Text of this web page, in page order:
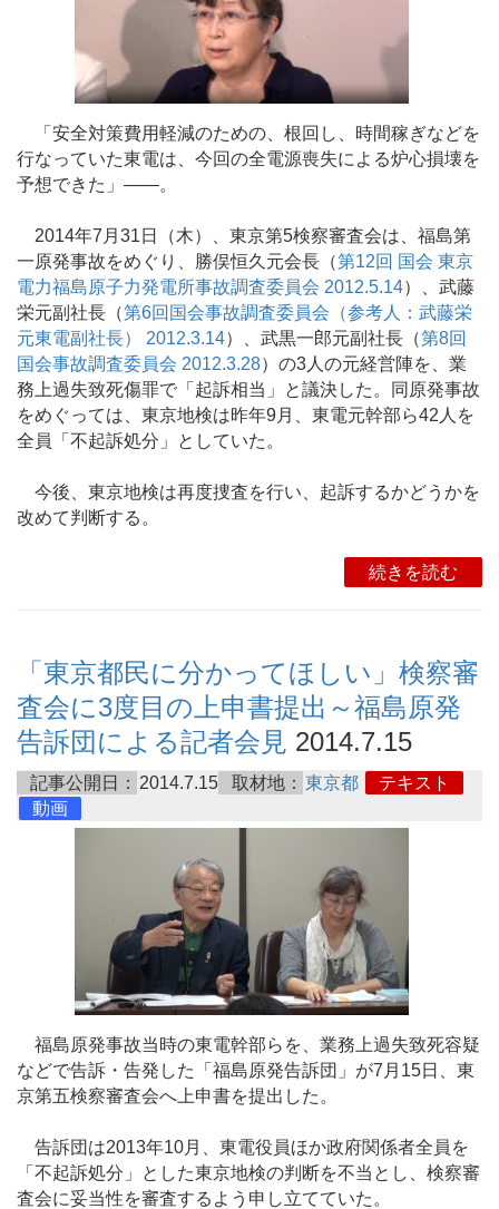
「安全対策費用軽減のための、根回し、時間稼ぎなどを
行なっていた東電は、今回の全電源喪失による炉心損壊を
予想できた」——。
2014年7月31日（木）、東京第5検察審査会は、福島第
一原発事故をめぐり、勝俣恒久元会長（第12回 国会 東京
電力福島原子力発電所事故調査委員会 2012.5.14）、武藤
栄元副社長（第6回国会事故調査委員会（参考人：武藤栄
元東電副社長） 2012.3.14）、武黒一郎元副社長（第8回
国会事故調査委員会 2012.3.28）の3人の元経営陣を、業
務上過失致死傷罪で「起訴相当」と議決した。同原発事故
をめぐっては、東京地検は昨年9月、東電元幹部ら42人を
全員「不起訴処分」としていた。
今後、東京地検は再度捜査を行い、起訴するかどうかを
改めて判断する。
続きを読む
「東京都民に分かってほしい」検察審
査会に3度目の上申書提出～福島原発
告訴団による記者会見 2014.7.15
記事公開日： 2014.7.15 取材地： 東京都
テキスト
動画
福島原発事故当時の東電幹部らを、業務上過失致死容疑
などで告訴・告発した「福島原発告訴団」が7月15日、東
京第五検察審査会へ上申書を提出した。
告訴団は2013年10月、東電役員ほか政府関係者全員を
「不起訴処分」とした東京地検の判断を不当とし、検察審
査会に妥当性を審査するよう申し立てていた。